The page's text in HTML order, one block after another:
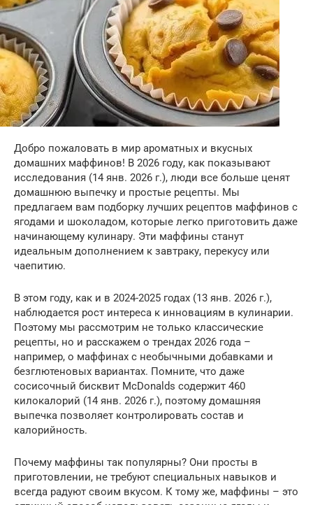
Добро пожаловать в мир ароматных и вкусных
домашних маффинов! В 2026 году, как показывают
исследования (14 янв. 2026 г.), люди все больше ценят
домашнюю выпечку и простые рецепты. Мы
предлагаем вам подборку лучших рецептов маффинов с
ягодами и шоколадом, которые легко приготовить даже
начинающему кулинару. Эти маффины станут
идеальным дополнением к завтраку, перекусу или
чаепитию.
В этом году, как и в 2024-2025 годах (13 янв. 2026 г.),
наблюдается рост интереса к инновациям в кулинарии.
Поэтому мы рассмотрим не только классические
рецепты, но и расскажем о трендах 2026 года –
например, о маффинах с необычными добавками и
безглютеновых вариантах. Помните, что даже
сосисочный бисквит McDonalds содержит 460
килокалорий (14 янв. 2026 г.), поэтому домашняя
выпечка позволяет контролировать состав и
калорийность.
Почему маффины так популярны? Они просты в
приготовлении, не требуют специальных навыков и
всегда радуют своим вкусом. К тому же, маффины – это